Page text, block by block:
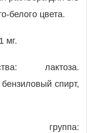
белого цвета.
мг.
лактоза.
спирт,
группа: